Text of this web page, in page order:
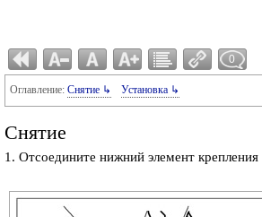
0
Оглавление: Снятие ↳ Установка ↳
Снятие
1. Отсоедините нижний элемент